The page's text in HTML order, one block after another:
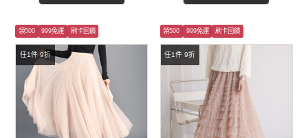
任1件 9折
領500 999免運 刷卡回饋
任1件 9折
領500 999免運 刷卡回饋